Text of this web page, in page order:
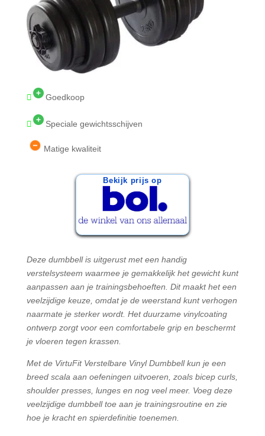
Goedkoop
Speciale gewichtsschijven
Matige kwaliteit
Bekijk prijs op
Deze dumbbell is uitgerust met een handig
verstelsysteem waarmee je gemakkelijk het gewicht kunt
aanpassen aan je trainingsbehoeften. Dit maakt het een
veelzijdige keuze, omdat je de weerstand kunt verhogen
naarmate je sterker wordt. Het duurzame vinylcoating
ontwerp zorgt voor een comfortabele grip en beschermt
je vloeren tegen krassen.
Met de VirtuFit Verstelbare Vinyl Dumbbell kun je een
breed scala aan oefeningen uitvoeren, zoals bicep curls,
shoulder presses, lunges en nog veel meer. Voeg deze
veelzijdige dumbbell toe aan je trainingsroutine en zie
hoe je kracht en spierdefinitie toenemen.